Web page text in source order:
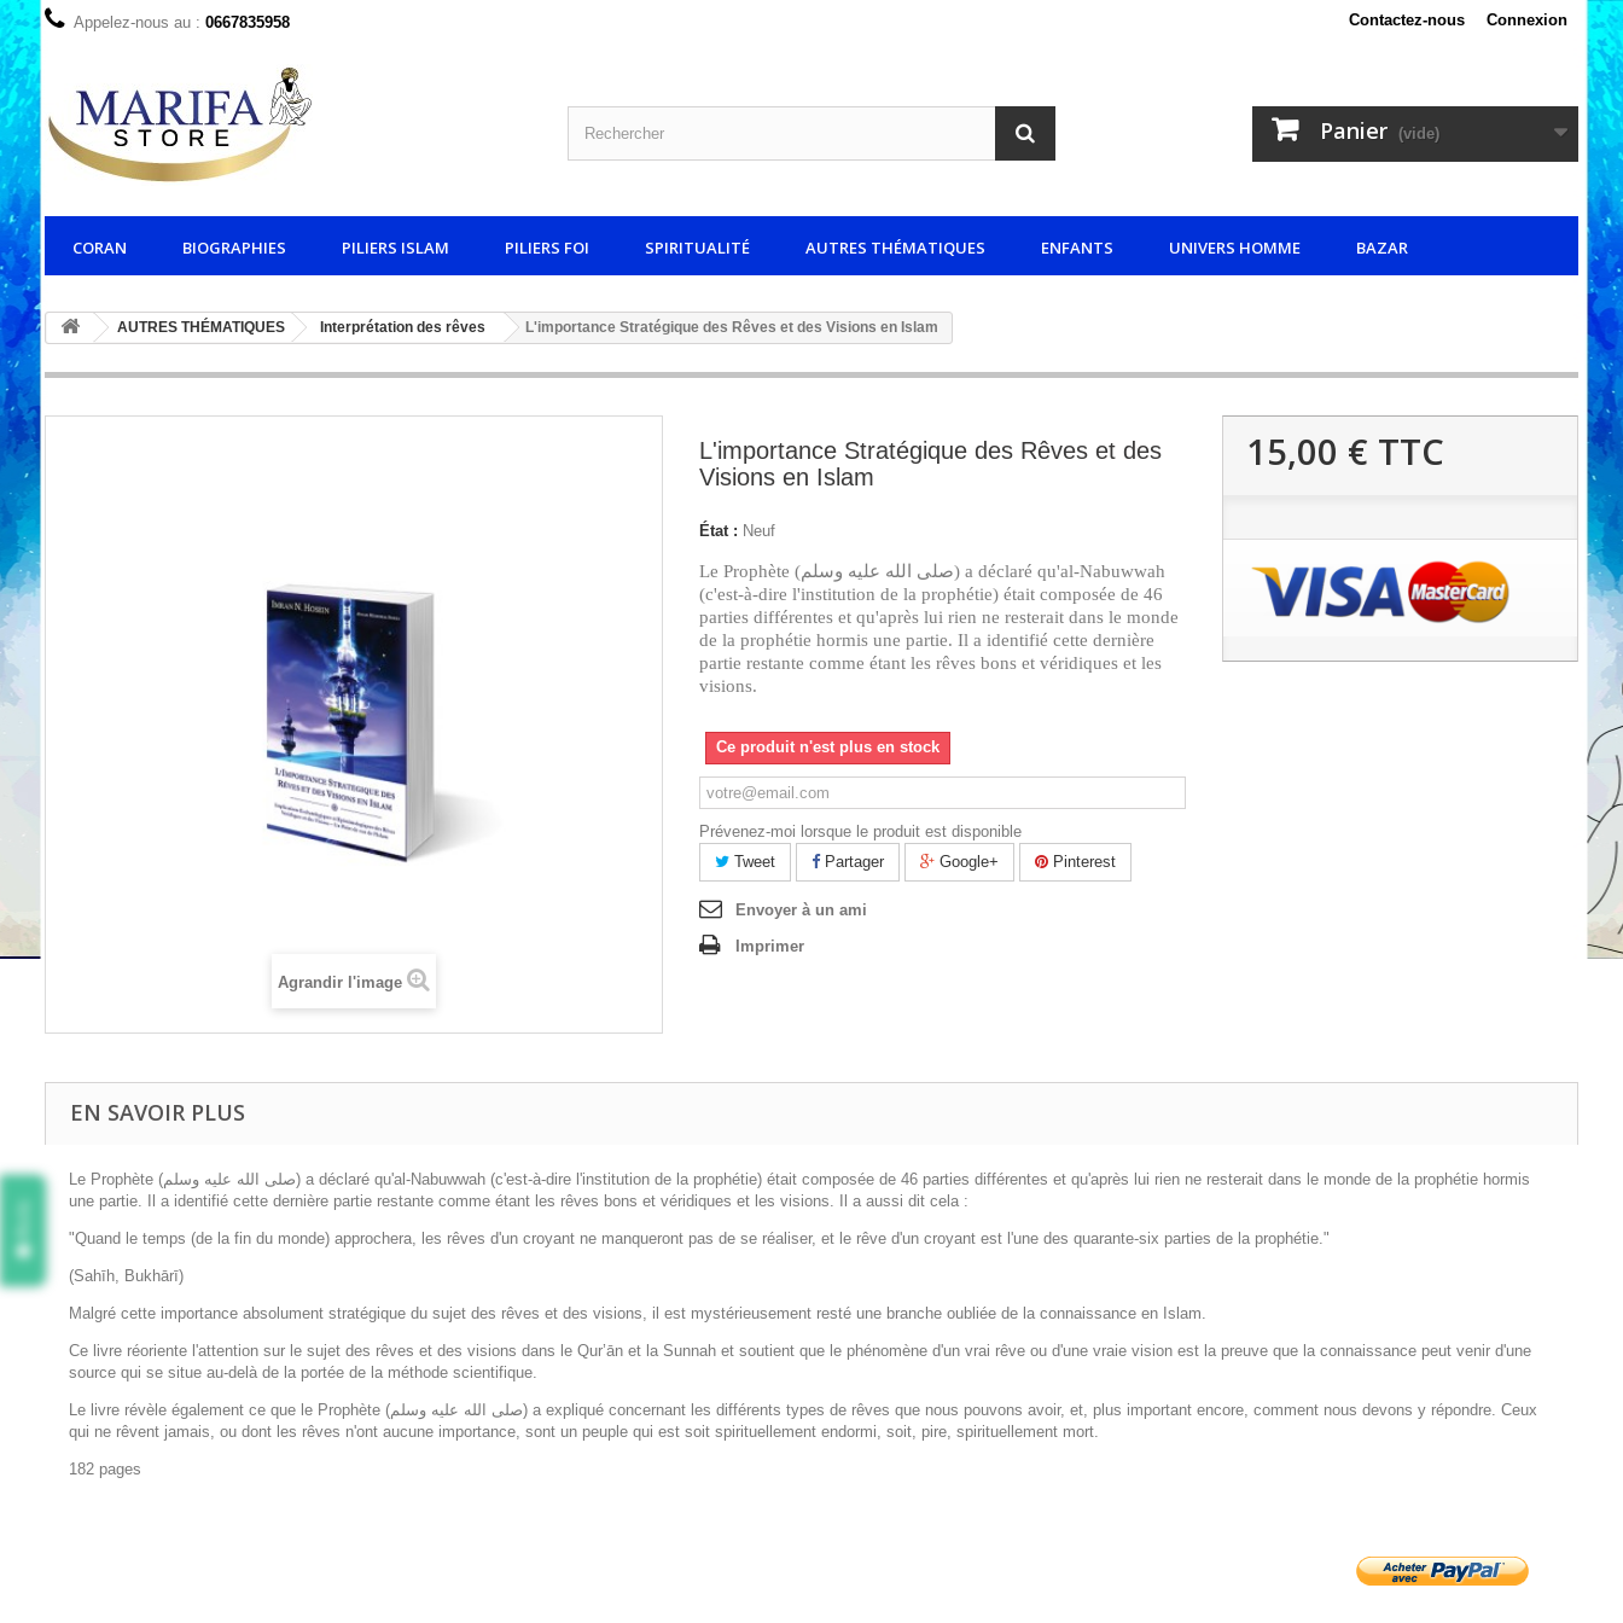
Connexion
Contactez-nous
Appelez-nous au : 0667835958
Panier (vide)
CORAN BIOGRAPHIES PILIERS ISLAM PILIERS FOI SPIRITUALITÉ AUTRES THÉMATIQUES ENFANTS UNIVERS HOMME BAZAR
AUTRES THÉMATIQUES Interprétation des rêves L'importance Stratégique des Rêves et des Visions en Islam
Agrandir l'image
L'importance Stratégique des Rêves et des
Visions en Islam
État : Neuf
Le Prophète (صلى الله عليه وسلم) a déclaré qu'al-Nabuwwah
(c'est-à-dire l'institution de la prophétie) était composée de 46
parties différentes et qu'après lui rien ne resterait dans le monde
de la prophétie hormis une partie. Il a identifié cette dernière
partie restante comme étant les rêves bons et véridiques et les
visions.
Ce produit n'est plus en stock
Prévenez-moi lorsque le produit est disponible
Tweet
Partager Google+ Pinterest
Envoyer à un ami
Imprimer
15,00 € TTC
EN SAVOIR PLUS
Le Prophète (صلى الله عليه وسلم) a déclaré qu'al-Nabuwwah (c'est-à-dire l'institution de la prophétie) était composée de 46 parties différentes et qu'après lui rien ne resterait dans le monde de la prophétie hormis
une partie. Il a identifié cette dernière partie restante comme étant les rêves bons et véridiques et les visions. Il a aussi dit cela :
"Quand le temps (de la fin du monde) approchera, les rêves d'un croyant ne manqueront pas de se réaliser, et le rêve d'un croyant est l'une des quarante-six parties de la prophétie."
(Sahīh, Bukhārī)
Malgré cette importance absolument stratégique du sujet des rêves et des visions, il est mystérieusement resté une branche oubliée de la connaissance en Islam.
Ce livre réoriente l'attention sur le sujet des rêves et des visions dans le Qur’ān et la Sunnah et soutient que le phénomène d'un vrai rêve ou d'une vraie vision est la preuve que la connaissance peut venir d'une
source qui se situe au-delà de la portée de la méthode scientifique.
Le livre révèle également ce que le Prophète (صلى الله عليه وسلم) a expliqué concernant les différents types de rêves que nous pouvons avoir, et, plus important encore, comment nous devons y répondre. Ceux
qui ne rêvent jamais, ou dont les rêves n'ont aucune importance, sont un peuple qui est soit spirituellement endormi, soit, pire, spirituellement mort.
182 pages